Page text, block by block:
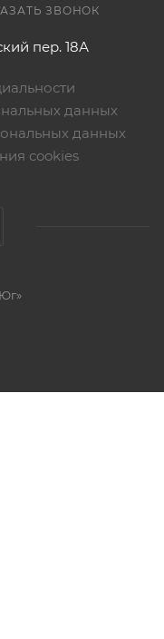
ЗВОНОК
пер. 18А
данных
данных
cookies